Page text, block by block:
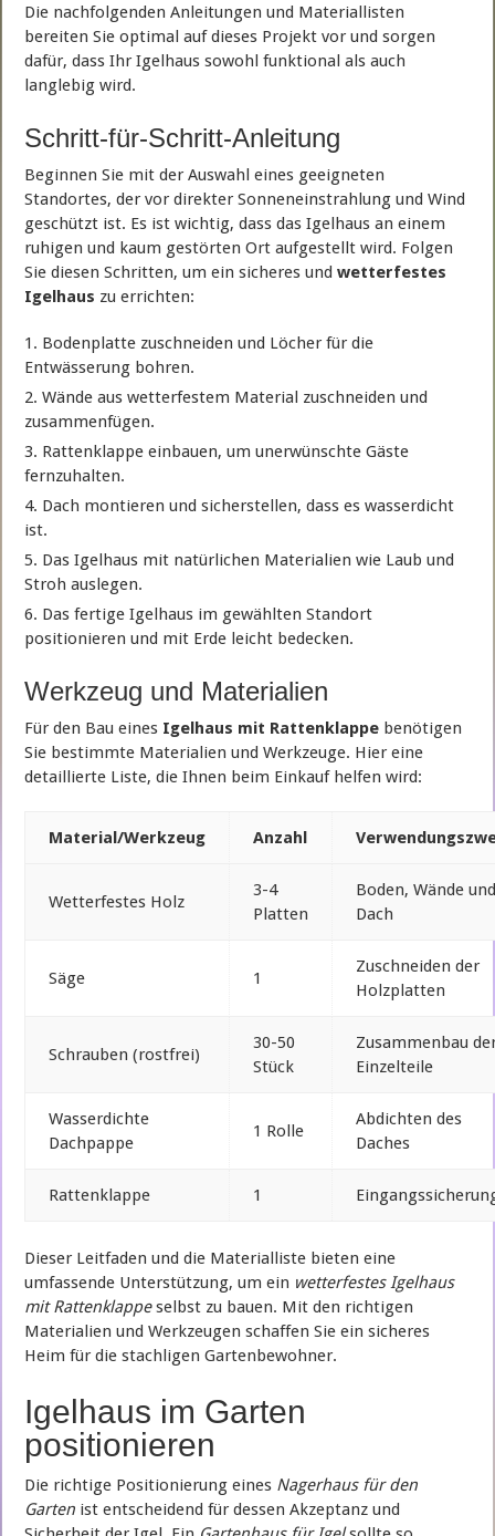
Die nachfolgenden Anleitungen und Materiallisten
bereiten Sie optimal auf dieses Projekt vor und sorgen
dafür, dass Ihr Igelhaus sowohl funktional als auch
langlebig wird.
Schritt-für-Schritt-Anleitung
Beginnen Sie mit der Auswahl eines geeigneten
Standortes, der vor direkter Sonneneinstrahlung und Wind
geschützt ist. Es ist wichtig, dass das Igelhaus an einem
ruhigen und kaum gestörten Ort aufgestellt wird. Folgen
Sie diesen Schritten, um ein sicheres undwetterfestes
Igelhaus zu errichten:
Bodenplatte zuschneiden und Löcher für die
Entwässerung bohren.
Wände aus wetterfestem Material zuschneiden und
zusammenfügen.
Rattenklappe einbauen, um unerwünschte Gäste
fernzuhalten.
Dach montieren und sicherstellen, dass es wasserdicht
ist.
Das Igelhaus mit natürlichen Materialien wie Laub und
Stroh auslegen.
Das fertige Igelhaus im gewählten Standort
positionieren und mit Erde leicht bedecken.
Werkzeug und Materialien
Für den Bau eines Igelhaus mit Rattenklappe benötigen
Sie bestimmte Materialien und Werkzeuge. Hier eine
detaillierte Liste, die Ihnen beim Einkauf helfen wird:
Material/Werkzeug Anzahl
Wetterfestes Holz
3-4
Platten
Boden, Wände
Dach
Säge 1
Zuschneiden der
Holzplatten
Schrauben (rostfrei)
30-50
Stück
Zusammenbau
Einzelteile
Wasserdichte
Dachpappe
1 Rolle
Abdichten des
Daches
Rattenklappe 1
Dieser Leitfaden und die Materialliste bieten eine
umfassende Unterstützung, um ein wetterfestes Igelhaus
mit Rattenklappeselbst zu bauen. Mit den richtigen
Materialien und Werkzeugen schaffen Sie ein sicheres
Heim für die stachligen Gartenbewohner.
Igelhaus im Garten
positionieren
Die richtige Positionierung eines Nagerhaus für den
Garten ist entscheidend für dessen Akzeptanz und